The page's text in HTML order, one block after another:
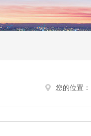
您的位置：